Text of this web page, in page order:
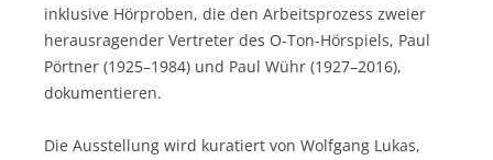
inklusive Hörproben, die den Arbeitsprozess zweier
herausragender Vertreter des O-Ton-Hörspiels, Paul
Pörtner (1925–1984) und Paul Wühr (1927–2016),
dokumentieren.
Die Ausstellung wird kuratiert von Wolfgang Lukas,